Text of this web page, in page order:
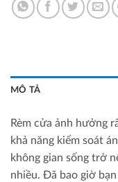
MÔ TẢ
Rèm cửa ảnh hưởng
khả năng kiểm soát
không gian sống trở
nhiều. Đã bao giờ